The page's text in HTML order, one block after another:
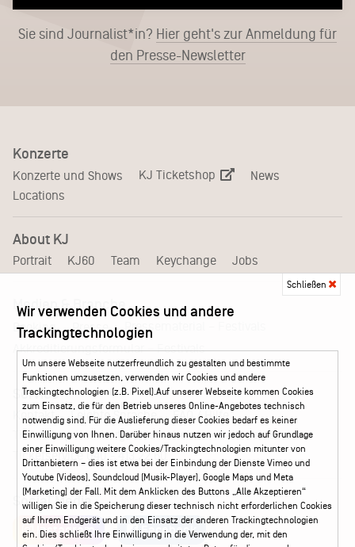
Sie sind Journalist*in? Hier geht's zur Anmeldung für
den Presse-Newsletter
Konzerte
Konzerte und Shows KJ Ticketshop
News
Locations
About KJ
Portrait KJ60 Team Keychange Jobs
Medien & Branche
Booking Presse
Pressematerial – Festivals
Akkreditierungsformular – Festivals
Service
Kontakt Leichte Sprache
FAQ / Hilfe
Ticketshop Hamburg
Gutscheine
Callback-Service
Ticketservice 040 - 413 22 60
Social Media
Instagram Facebook
Schließen
Wir verwenden Cookies und andere
Trackingtechnologien
Um unsere Webseite nutzerfreundlich zu gestalten und bestimmte
Funktionen umzusetzen, verwenden wir Cookies und andere
Trackingtechnologien (z.B. Pixel).Auf unserer Webseite kommen Cookies
zum Einsatz, die für den Betrieb unseres Online-Angebotes technisch
notwendig sind. Für die Auslieferung dieser Cookies bedarf es keiner
Einwilligung von Ihnen. Darüber hinaus nutzen wir jedoch auf Grundlage
einer Einwilligung weitere Cookies/Trackingtechnologien mitunter von
Drittanbietern – dies ist etwa bei der Einbindung der Dienste Vimeo und
Youtube (Videos), Soundcloud (Musik-Player), Google Maps und Meta
(Marketing) der Fall. Mit dem Anklicken des Buttons „Alle Akzeptieren“
willigen Sie in die Speicherung dieser technisch nicht erforderlichen Cookies
auf Ihrem Endgerät und in den Einsatz der anderen Trackingtechnologien
ein. Dies schließt Ihre Einwilligung in die Verwendung der, mit den